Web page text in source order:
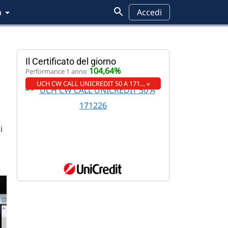
Accedi
Il Certificato del giorno
Performance 1 anno 104,64%
UCH CW CALL UNICREDIT 50 A 171… »